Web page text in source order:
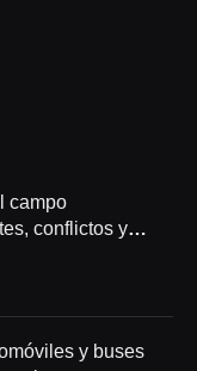
campo
conflictos y
y buses